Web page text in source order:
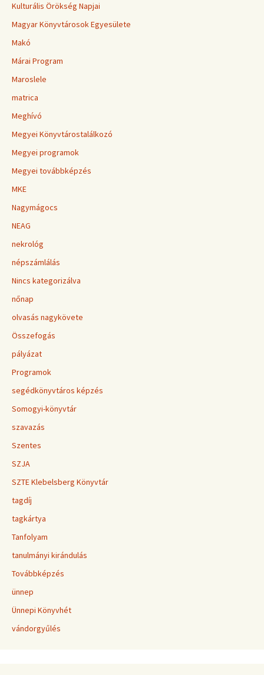
Kulturális Örökség Napjai
Magyar Könyvtárosok Egyesülete
Makó
Márai Program
Maroslele
matrica
Meghívó
Megyei Könyvtárostalálkozó
Megyei programok
Megyei továbbképzés
MKE
Nagymágocs
NEAG
nekrológ
népszámlálás
Nincs kategorizálva
nőnap
olvasás nagykövete
Összefogás
pályázat
Programok
segédkönyvtáros képzés
Somogyi-könyvtár
szavazás
Szentes
SZJA
SZTE Klebelsberg Könyvtár
tagdíj
tagkártya
Tanfolyam
tanulmányi kirándulás
Továbbképzés
ünnep
Ünnepi Könyvhét
vándorgyűlés